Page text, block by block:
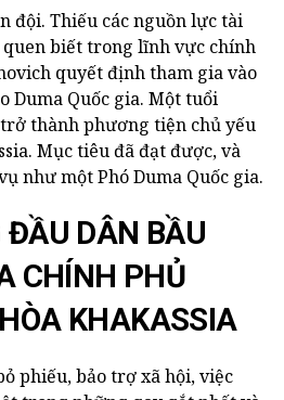
đội. Thiếu các nguồn lực tài
biết trong lĩnh vực chính
quyết định tham gia vào
Duma Quốc gia. Một tuổi
thành phương tiện chủ yếu
Mục tiêu đã đạt được, và
như một Phó Duma Quốc gia.
DÂN BẦU
CHÍNH PHỦ
KHAKASSIA
phiếu, bảo trợ xã hội, việc